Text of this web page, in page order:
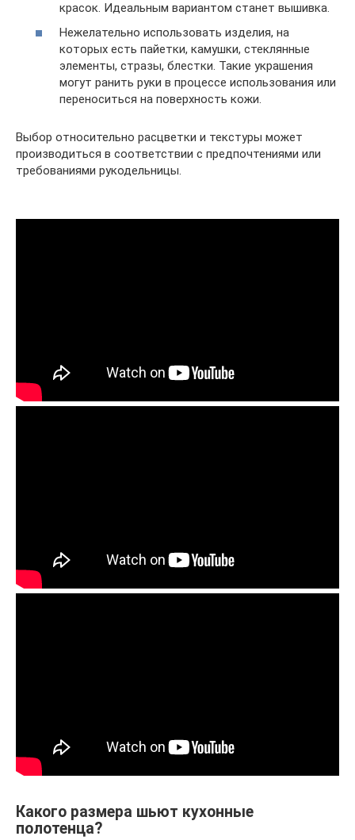
красок. Идеальным вариантом станет вышивка.
Нежелательно использовать изделия, на
которых есть пайетки, камушки, стеклянные
элементы, стразы, блестки. Такие украшения
могут ранить руки в процессе использования или
переноситься на поверхность кожи.
Выбор относительно расцветки и текстуры может
производиться в соответствии с предпочтениями или
требованиями рукодельницы.
Какого размера шьют кухонные
полотенца?